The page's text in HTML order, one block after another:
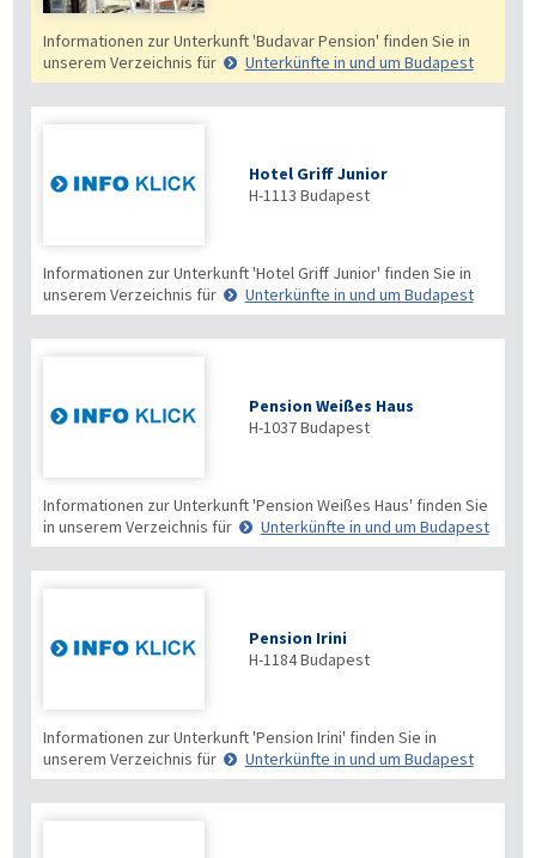
Informationen zur Unterkunft 'Budavar Pension' finden Sie in
unserem Verzeichnis für
Unterkünfte in und um Budapest
Hotel Griff Junior
H-1113 Budapest
Informationen zur Unterkunft 'Hotel Griff Junior' finden Sie in
unserem Verzeichnis für
Unterkünfte in und um Budapest
Pension Weißes Haus
H-1037Budapest
Informationen zur Unterkunft 'Pension Weißes Haus' finden Sie
in unserem Verzeichnis für
Unterkünfte in und um Budapest
Pension Irini
H-1184Budapest
Informationen zur Unterkunft 'Pension Irini' finden Sie in
unserem Verzeichnis für
Unterkünfte in und um Budapest